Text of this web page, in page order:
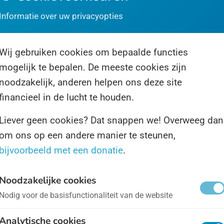
de week van Dress Red Day - ieder jaar op 29
activiteiten om stil te staan bij de impact van
Dag van het Handen Wassen- op 15
wassen is een belangrijke bezigheid, zo
Voor het koken, na het toiletbezoek, of
wassen voorkomt verspreiding van bacteriën en
Dag van het Hart - op 29 september
hart is een erg belangrijk orgaan. Dat hoeven we u
Informatie over uw privacyopties
gebruiken cookies om bepaalde functies
mogelijk te bepalen. De meeste cookies zijn
noodzakelijk, anderen helpen ons deze site
in de lucht te houden.
Liever geen cookies? Dat snappen we! Overweeg dan
om ons op een andere manier te steunen,
bijvoorbeeld met een donatie.
Noodzakelijke cookies
Nodig voor de basisfunctionaliteit van de website
cookies